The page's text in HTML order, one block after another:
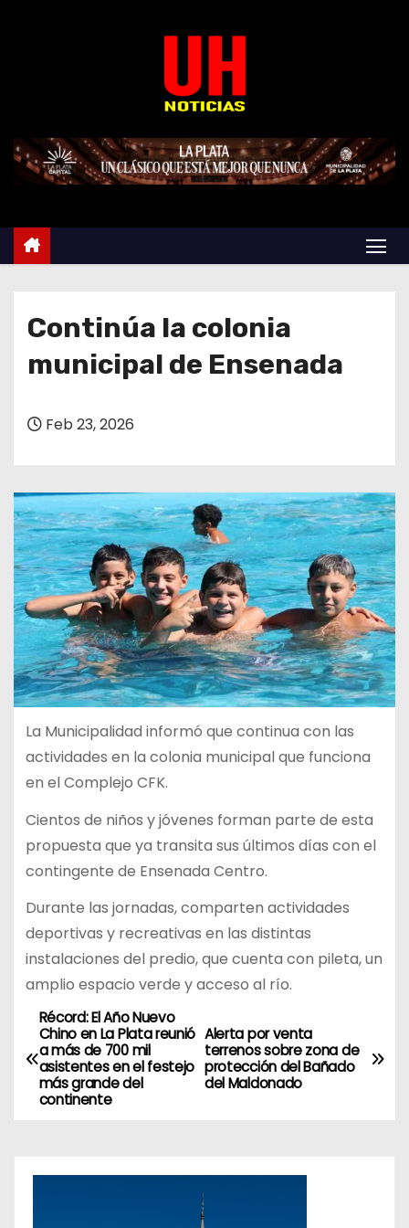
e
Continúa la colonia
municipal de Ensenada
Feb 23, 2026
La Municipalidad informó que continua con las
actividades en la colonia municipal que funciona
en el Complejo CFK.
Cientos de niños y jóvenes forman parte de esta
propuesta que ya transita sus últimos días con el
contingente de Ensenada Centro.
Durante las jornadas, comparten actividades
deportivas y recreativas en las distintas
instalaciones del predio, que cuenta con pileta, un
amplio espacio verde y acceso al río.
N
a
v
g
Alerta por venta
terrenos sobre zona de
protección del Bañado
del Maldonado
Récord: El Año Nuevo
Chino en La Plata reunió
a más de 700 mil
asistentes en el festejo
más grande del
continente